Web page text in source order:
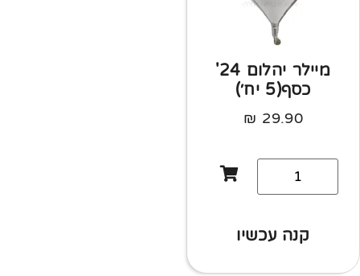
מיילר יהלום 24'
כסף(5 יח׳)
29.90
₪
קנה עכשיו